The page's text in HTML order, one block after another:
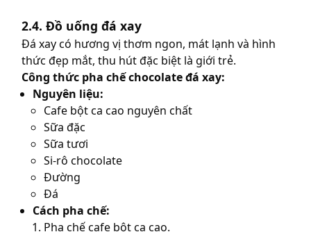
2.4. Đồ uống đá xay
Đá xay có hương vị thơm ngon, mát lạnh và hình
thức đẹp mắt, thu hút đặc biệt là giới trẻ.
Công thức pha chế chocolate đá xay:
Nguyên liệu:
Cafe bột ca cao nguyên chất
Sữa đặc
Sữa tươi
Si-rô chocolate
Đường
Đá
Cách pha chế:
Pha chế cafe bột ca cao.